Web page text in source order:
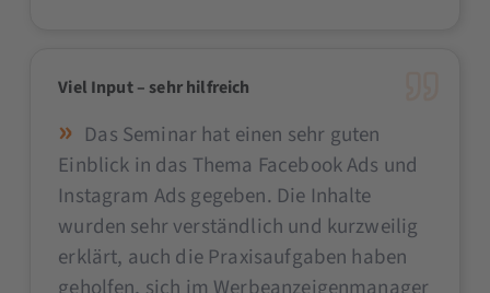
Viel Input – sehr hilfreich
Das Seminar hat einen sehr guten
Einblick in das Thema Facebook Ads und
Instagram Ads gegeben. Die Inhalte
wurden sehr verständlich und kurzweilig
erklärt, auch die Praxisaufgaben haben